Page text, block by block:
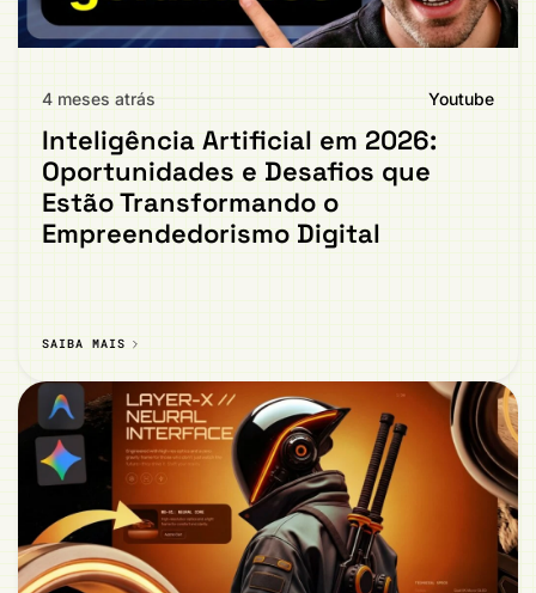
4 meses atrás Youtube
Inteligência Artificial em 2026:
Oportunidades e Desafios que
Estão Transformando o
Empreendedorismo Digital
SAIBA MAIS